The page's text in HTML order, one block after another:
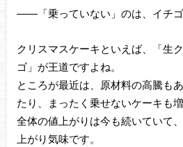
――「乗っていない」のは、イチ
クリスマスケーキといえば、「生
ゴ」が王道ですよね。
ところが最近は、原材料の高騰も
たり、まったく乗せないケーキも
全体の値上がりは今も続いていて
上がり気味です。